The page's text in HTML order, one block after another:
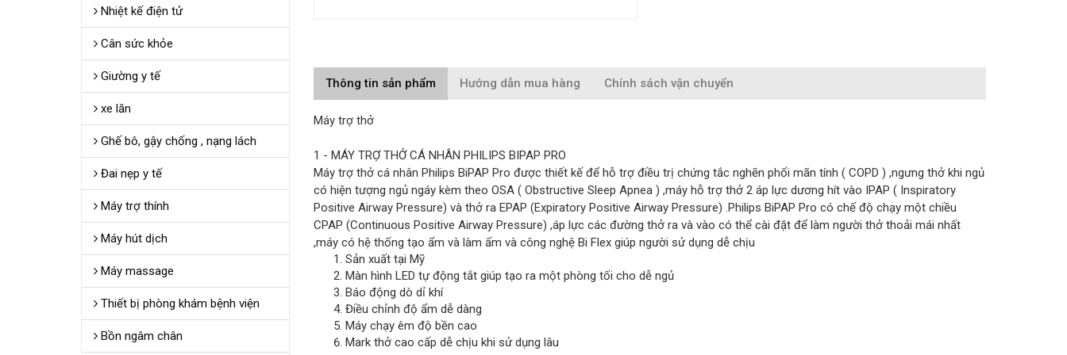
Thông tin sản phẩm Hướng dẫn mua hàng Chính sách vận chuyển
Máy trợ thở
1 - MÁY TRỢ THỞ CÁ NHÂN PHILIPS BIPAP PRO
Máy trợ thở cá nhân Philips BiPAP Pro được thiết kế để hỗ trợ điều trị chứng tắc nghẽn phổi mãn tính ( COPD ) ,ngưng thở khi ngủ
có hiện tượng ngủ ngáy kèm theo OSA ( Obstructive Sleep Apnea ) ,máy hỗ trợ thở 2 áp lực dương hít vào IPAP ( Inspiratory
Positive Airway Pressure) và thở ra EPAP (Expiratory Positive Airway Pressure) .Philips BiPAP Pro có chế độ chạy một chiều
CPAP (Continuous Positive Airway Pressure) ,áp lực các đường thở ra và vào có thể cài đặt để làm người thở thoải mái nhất
,máy có hệ thống tạo ẩm và làm ấm và công nghệ Bi Flex giúp người sử dụng dễ chịu
Sản xuất tại Mỹ
Màn hình LED tự động tắt giúp tạo ra một phòng tối cho dễ ngủ
Báo động dò dỉ khí
Điều chỉnh độ ẩm dễ dàng
Máy chạy êm độ bền cao
Mark thở cao cấp dễ chịu khi sử dụng lâu
Nhiệt kế điện tử
Cân sức khỏe
Giường y tế
xe lăn
Ghế bô, gậy chống , nạng lách
Đai nẹp y tế
Máy trợ thính
Máy hút dịch
Máy massage
Thiết bị phòng khám bệnh viện
Bồn ngâm chân